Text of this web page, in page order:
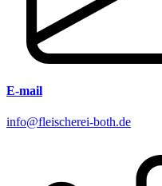
E-mail
info@fleischerei-both.de